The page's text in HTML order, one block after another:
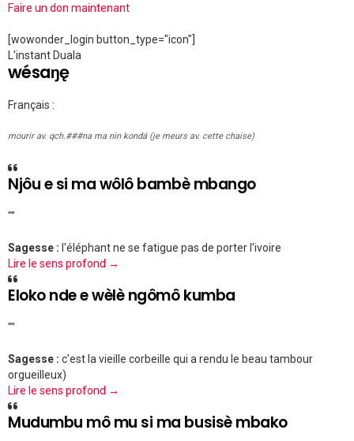
Faire un don maintenant
[wowonder_login button_type="icon"]
L'instant Duala
wésaŋę
Français :
mourir av. qch.###na ma nin kondá (je meurs av. cette chaise)
Njôu e si ma wôlô bambè mbango
""
Sagesse : l'éléphant ne se fatigue pas de porter l'ivoire
Lire le sens profond →
Eloko nde e wèlè ngômô kumba
""
Sagesse : c'est la vieille corbeille qui a rendu le beau tambour
orgueilleux)
Lire le sens profond →
Mudumbu mô mu si ma busisè mbako